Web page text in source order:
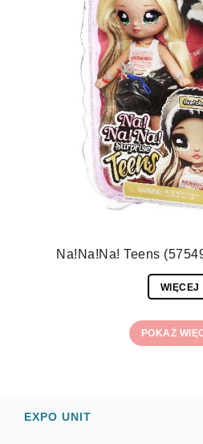
Na!Na!Na! Teens
WIĘCEJ
POKAŻ
EXPO UNIT